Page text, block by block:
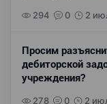
294 0 2
Просим
дебиторской
учреждения?
278 0 2